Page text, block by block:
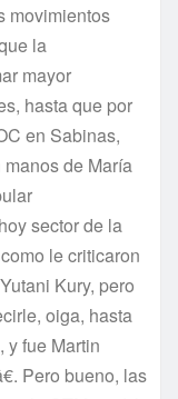
movimientos
la
mayor
hasta que por
en Sabinas,
de Marí­a
sector de la
le criticaron
Kury, pero
oiga, hasta
y fue Martin
Pero bueno, las